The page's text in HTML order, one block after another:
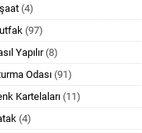
(4)
(97)
Yapılır(8)
Odası(91)
Kartelaları (11)
(4)